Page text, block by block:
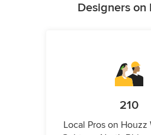
Designers on
210
Local Pros on Houzz